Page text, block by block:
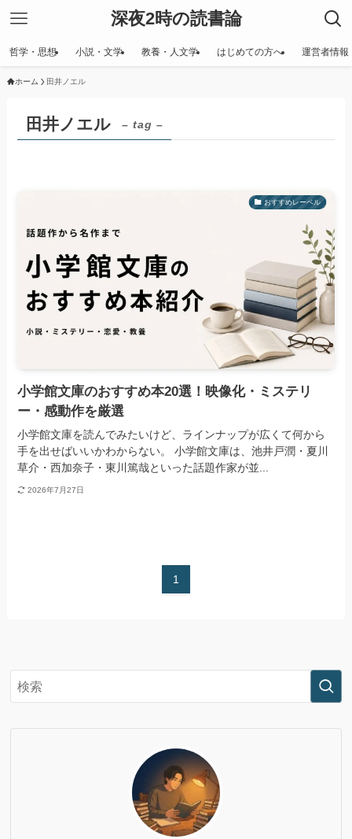
深夜2時の読書論
哲学・思想 小説・文学 教養・人文学 はじめての方へ 運営者情報
ホーム 田井ノエル
田井ノエル – tag –
おすすめレーベル
小学館文庫のおすすめ本20選！映像化・ミステリ
ー・感動作を厳選
小学館文庫を読んでみたいけど、ラインナップが広くて何から
手を出せばいいかわからない。 小学館文庫は、池井戸潤・夏川
草介・西加奈子・東川篤哉といった話題作家が並...
2026年7月27日
1